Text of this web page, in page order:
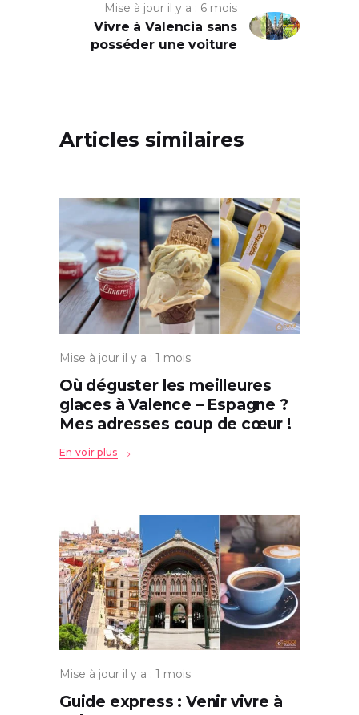
Mise à jour il y a : 6 mois
Vivre à Valencia sans
posséder une voiture
Articles similaires
Mise à jour il y a : 1 mois
Où déguster les meilleures
glaces à Valence – Espagne ?
Mes adresses coup de cœur !
En voir plus
Mise à jour il y a : 1 mois
Guide express : Venir vivre à